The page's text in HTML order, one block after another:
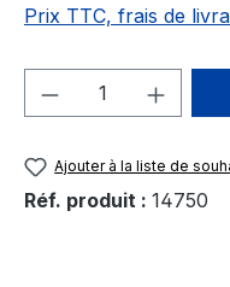
Prix TTC, frais de
Quantité de
Ajouter à la liste de
Réf. produit : 14750